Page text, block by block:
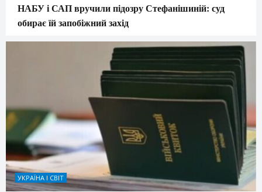
НАБУ і САП вручили підозру Стефанішиній: суд
обирає їй запобіжний захід
УКРАЇНА І СВІТ